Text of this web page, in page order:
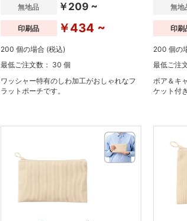
無地品 ￥209 ~
印刷品 ￥434 ~
200 個の場合 (税込)
最低ご注文数： 30 個
ワッシャー特有のしわ加工がおしゃれなフ
ラットポーチです。
無地
印刷
200 個の
最低ご注
ボア＆キ
ケット付